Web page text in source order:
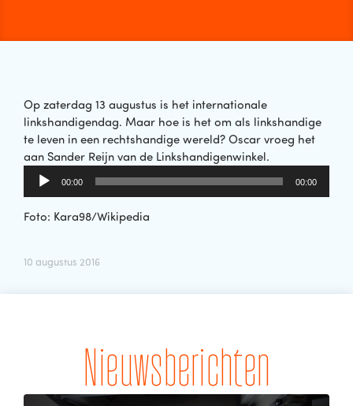
Op zaterdag 13 augustus is het internationale
linkshandigendag. Maar hoe is het om als linkshandige
te leven in een rechtshandige wereld? Oscar vroeg het
aan Sander Reijn van de Linkshandigenwinkel.
Audiospeler
00:00 00:00
Foto: Kara98/Wikipedia
10 augustus 2016
Nieuwsberichten